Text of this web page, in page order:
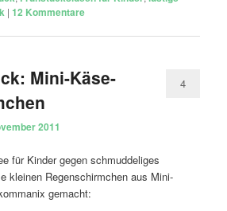
|12 Kommentare
Mini-Käse-
2011
4
für Kinder gegen schmuddeliges
kleinen Regenschirmchen aus Mini-
gemacht: